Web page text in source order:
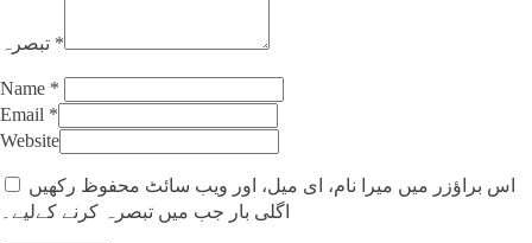
تبصرہ *
Name *
Email *
Website
اس براؤزر میں میرا نام، ای میل، اور ویب سائٹ محفوظ رکھیں
اگلی بار جب میں تبصرہ کرنے کےلیے۔